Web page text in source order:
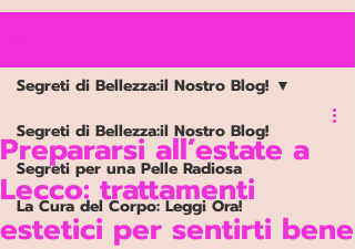
Segreti di Bellezza:il Nostro Blog!
Segreti per una Pelle Radiosa
La Cura del Corpo: Leggi Ora!
Segreti di Bellezza:il Nostro Blog!
Prepararsi all’estate a
Lecco: trattamenti
estetici per sentirti bene